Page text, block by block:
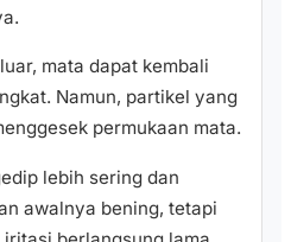
mata dapat kembali
Namun, partikel yang
permukaan mata.
lebih sering dan
awalnya bening, tetapi